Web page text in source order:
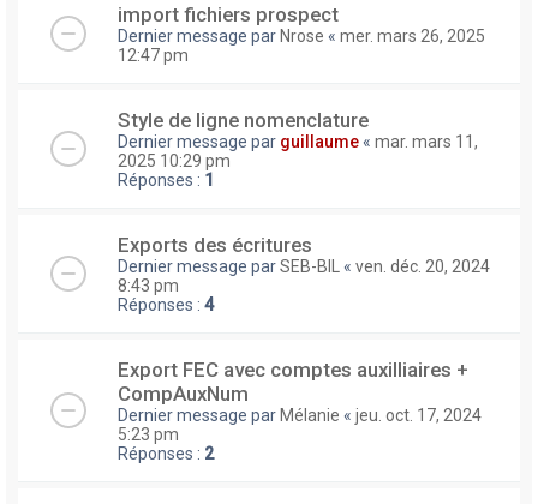
import fichiers prospect
Dernier message par Nrose « mer. mars 26, 2025
12:47 pm
Style de ligne nomenclature
Dernier message par guillaume « mar. mars 11,
2025 10:29 pm
Réponses : 1
Exports des écritures
Dernier message parSEB-BIL « ven. déc. 20, 2024
8:43 pm
Réponses : 4
Export FEC avec comptes auxilliaires +
CompAuxNum
Dernier message par Mélanie « jeu. oct. 17, 2024
5:23 pm
Réponses : 2